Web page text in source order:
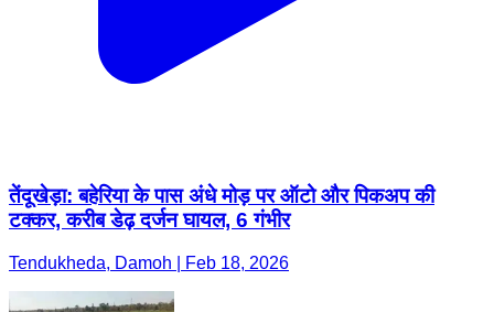
तेंदूखेड़ा: बहेरिया के पास अंधे मोड़ पर ऑटो और पिकअप की
टक्कर, करीब डेढ़ दर्जन घायल, 6 गंभीर
Tendukheda, Damoh | Feb 18, 2026